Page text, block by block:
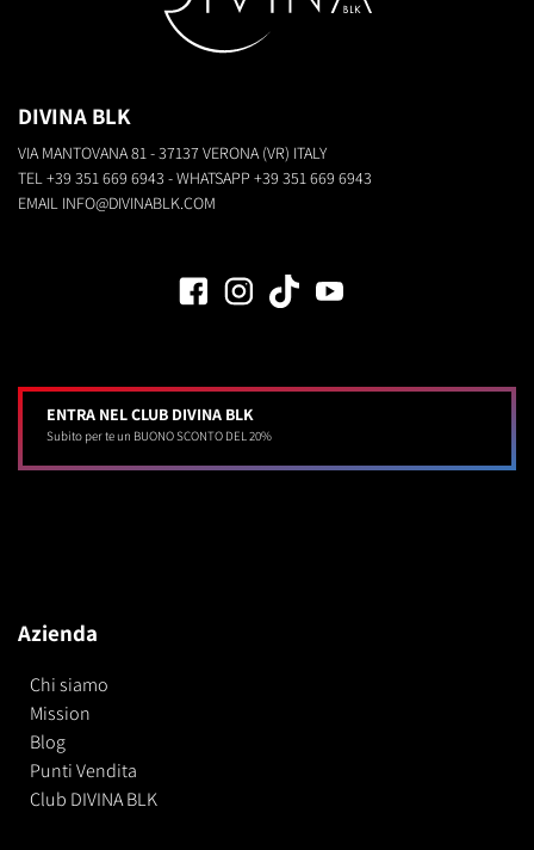
DIVINA BLK
VIA MANTOVANA 81 - 37137 VERONA (VR) ITALY
TEL +39 351 669 6943 - WHATSAPP +39 351 669 6943
EMAIL INFO@DIVINABLK.COM
ENTRA NEL CLUB DIVINA BLK
Subito per te un BUONO SCONTO DEL 20%
Azienda
Chi siamo
Mission
Blog
Punti Vendita
Club DIVINA BLK